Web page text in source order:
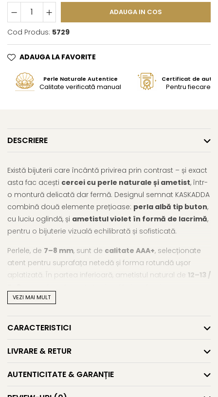
ADAUGA IN COS
Cod Produs: 5729
ADAUGA LA FAVORITE
Perle Naturale Autentice
Calitate verificată manual
Certificat de
Pentru fiecare
DESCRIERE
Există bijuterii care încântă privirea prin contrast – și exact
asta fac acești cercei cu perle naturale și ametist, într-
o montură delicată dar fermă. Designul semnat KASKADDA
combină două elemente prețioase: perla albă tip buton,
cu luciu oglindă, și ametistul violet în formă de lacrimă,
pentru o bijuterie vizuală echilibrată și sofisticată.
Perlele, de 7–8 mm, sunt de calitate AAA+, selecționate
atent pentru suprafața netedă și forma rotundă ușor
aplatizată. În partea inferioară, ametistul natural de 12–13 /
cromatică – fiind o piatră asociată calmului, eleganței și
Montura dinaur galben 14K (aur 585)
tortiță închisă
un aer regal, fără excese. Sunt
rafinate apariții – de la rochii de seară până la ținute office
VEZI MAI MULT
CARACTERISTICI
LIVRARE & RETUR
AUTENTICITATE & GARANȚIE